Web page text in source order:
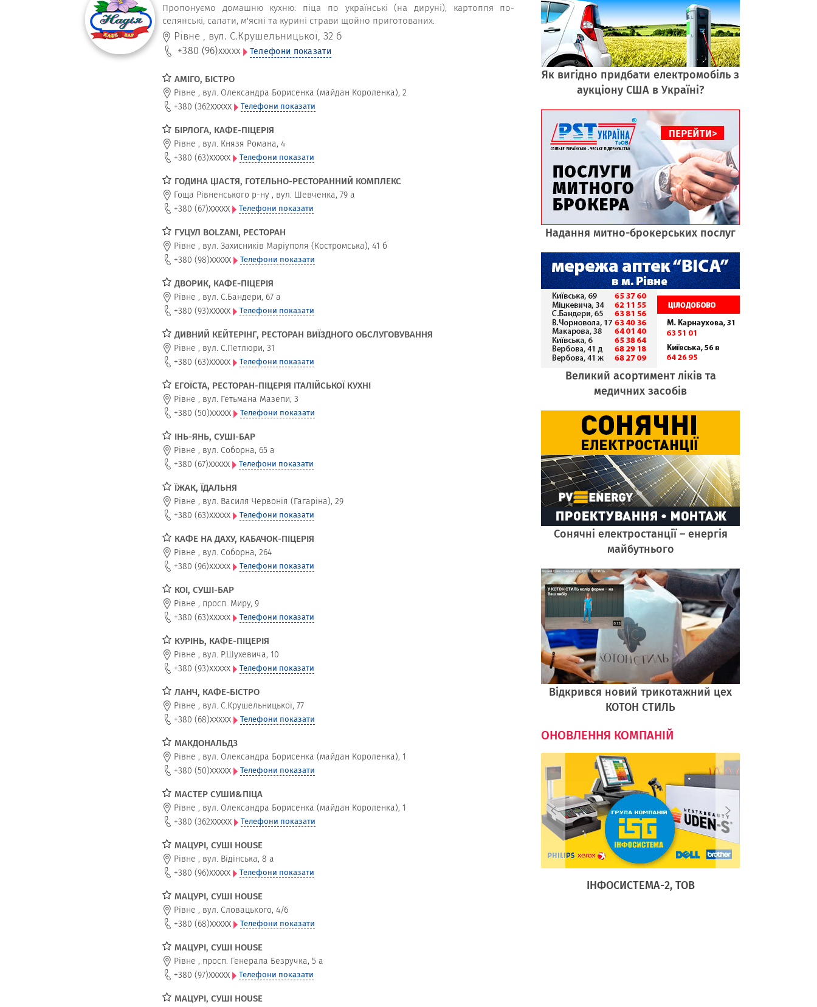
Пропонуємо домашню кухню: піца по українські (на дируні), картопля по-
селянські, салати, м'ясні та курині страви щойно приготованих.
Рівне , вул. С.Крушельницької, 32 б
+380 (96)xxxxx Телефони показати
АМІГО, БІСТРО
Рівне , вул. Олександра Борисенка (майдан Короленка), 2
+380 (362xxxxx Телефони показати
БІРЛОГА, КАФЕ-ПІЦЕРІЯ
Рівне , вул. Князя Романа, 4
+380 (63)xxxxx Телефони показати
ГОДИНА ЩАСТЯ, ГОТЕЛЬНО-РЕСТОРАННИЙ КОМПЛЕКС
Гоща Рівненського р-ну , вул. Шевченка, 79 а
+380 (67)xxxxx Телефони показати
ГУЦУЛ BOLZANI, РЕСТОРАН
Рівне , вул. Захисників Маріуполя (Костромська), 41 б
+380 (98)xxxxx Телефони показати
ДВОРИК, КАФЕ-ПІЦЕРІЯ
Рівне , вул. С.Бандери, 67 а
+380 (93)xxxxx Телефони показати
ДИВНИЙ КЕЙТЕРІНГ, РЕСТОРАН ВИЇЗДНОГО ОБСЛУГОВУВАННЯ
Рівне , вул. С.Петлюри, 31
+380 (63)xxxxx Телефони показати
ЕГОЇСТА, РЕСТОРАН-ПІЦЕРІЯ ІТАЛІЙСЬКОЇ КУХНІ
Рівне , вул. Гетьмана Мазепи, 3
+380 (50)xxxxx Телефони показати
ІНЬ-ЯНЬ, СУШІ-БАР
Рівне , вул. Соборна, 65 а
+380 (67)xxxxx Телефони показати
ЇЖАК, ЇДАЛЬНЯ
Рівне , вул. Василя Червонія (Гагаріна), 29
+380 (63)xxxxx Телефони показати
КАФЕ НА ДАХУ, КАБАЧОК-ПІЦЕРІЯ
Рівне , вул. Соборна, 264
+380 (96)xxxxx Телефони показати
КОІ, СУШІ-БАР
Рівне , просп. Миру, 9
+380 (63)xxxxx Телефони показати
КУРІНЬ, КАФЕ-ПІЦЕРІЯ
Рівне , вул. Р.Шухевича, 10
+380 (93)xxxxx Телефони показати
ЛАНЧ, КАФЕ-БІСТРО
Рівне , вул. С.Крушельницької, 77
+380 (68)xxxxx Телефони показати
МАКДОНАЛЬДЗ
Рівне , вул. Олександра Борисенка (майдан Короленка), 1
+380 (50)xxxxx Телефони показати
МАСТЕР СУШИ&ПІЦА
Рівне , вул. Олександра Борисенка (майдан Короленка), 1
+380 (362xxxxx Телефони показати
МАЦУРІ, СУШІ HOUSE
Рівне , вул. Відінська, 8 а
+380 (96)xxxxx Телефони показати
МАЦУРІ, СУШІ HOUSE
Рівне , вул. Словацького, 4/6
+380 (68)xxxxx Телефони показати
МАЦУРІ, СУШІ HOUSE
Рівне , просп. Генерала Безручка, 5 а
+380 (97)xxxxx Телефони показати
МАЦУРІ, СУШІ HOUSE
Як вигідно придбати електромобіль з
аукціону США в Україні?
Надання митно-брокерських послуг
Великий асортимент ліків та
медичних засобів
Cонячні електростанції – енергія
майбутнього
Відкрився новий трикотажний цех
КОТОН СТИЛЬ
ОНОВЛЕННЯ КОМПАНІЙ
ІНФОСИСТЕМА-2, ТОВ